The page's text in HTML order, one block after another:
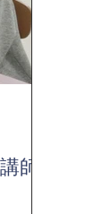
師